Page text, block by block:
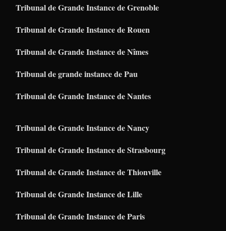
Tribunal de Grande Instance de Grenoble
Tribunal de Grande Instance de Rouen
Tribunal de Grande Instance de Nîmes
Tribunal de grande instance de Pau
Tribunal de Grande Instance de Nantes
Tribunal de Grande Instance de Nancy
Tribunal de Grande Instance de Strasbourg
Tribunal de Grande Instance de Thionville
Tribunal de Grande Instance de Lille
Tribunal de Grande Instance de Paris